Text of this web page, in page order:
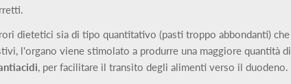
dietetici sia di tipo quantitativo (pasti troppo abbondanti)
l'organo viene stimolato a produrre una maggiore quantità
, per facilitare il transito degli alimenti verso il duodeno.